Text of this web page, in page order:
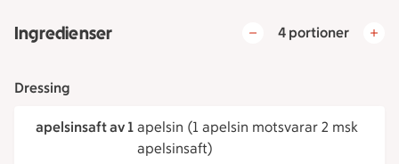
Ingredienser 4 portioner
Dressing
apelsinsaft av 1 apelsin (1 apelsin motsvarar 2 msk
apelsinsaft)